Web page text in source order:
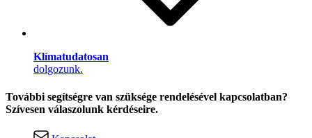
Klímatudatosan
dolgozunk.
További segítségre van szüksége rendelésével kapcsolatban?
Szívesen válaszolunk kérdéseire.